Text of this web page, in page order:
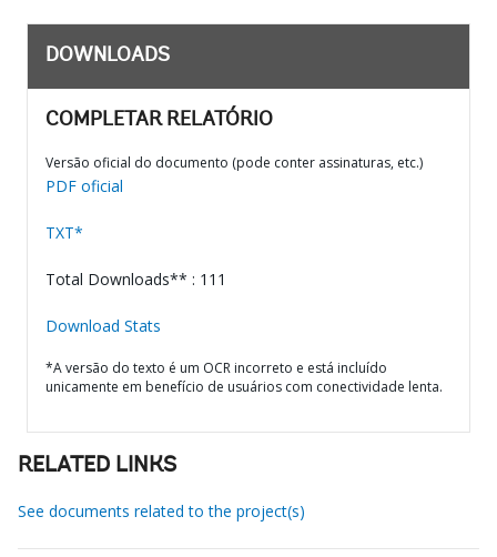
DOWNLOADS
COMPLETAR RELATÓRIO
Versão oficial do documento (pode conter assinaturas, etc.)
PDF oficial
TXT*
Total Downloads** : 111
Download Stats
*A versão do texto é um OCR incorreto e está incluído
unicamente em benefício de usuários com conectividade lenta.
RELATED LINKS
See documents related to the project(s)